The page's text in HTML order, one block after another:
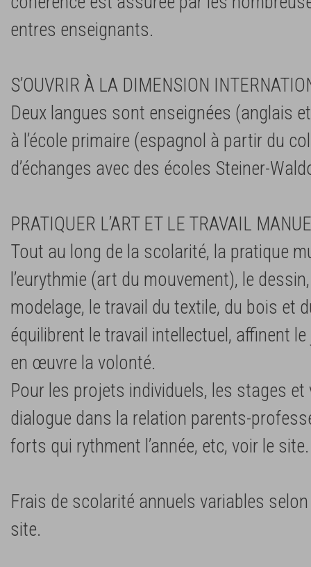
entres enseignants.
S’OUVRIR À LA DIMENSION
Deux langues sont enseignées (anglais
à l’école primaire (espagnol à partir du
d’échanges avec des écoles Steiner-
PRATIQUER L’ART ET LE TRAVAIL
Tout au long de la scolarité, la pratique
l’eurythmie (art du mouvement), le
modelage, le travail du textile, du bois et
équilibrent le travail intellectuel, affinent
en œuvre la volonté.
Pour les projets individuels, les stages
dialogue dans la relation parents-
forts qui rythment l’année, etc, voir le site.
Frais de scolarité annuels variables
site.